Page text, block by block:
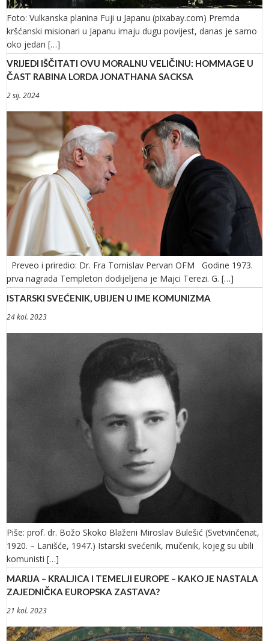
Foto: Vulkanska planina Fuji u Japanu (pixabay.com) Premda
kršćanski misionari u Japanu imaju dugu povijest, danas je samo
oko jedan […]
VRIJEDI IŠČITATI OVU MORALNU VELIČINU: HOMMAGE U
ČAST RABINA LORDA JONATHANA SACKSA
2 sij. 2024
Preveo i priredio: Dr. Fra Tomislav Pervan OFM Godine 1973.
prva nagrada Templeton dodijeljena je Majci Terezi. G. […]
ISTARSKI SVEĆENIK, UBIJEN U IME KOMUNIZMA
24 kol. 2023
Piše: prof. dr. Božo Skoko Blaženi Miroslav Bulešić (Svetvinčenat,
1920. – Lanišće, 1947.) Istarski svećenik, mučenik, kojeg su ubili
komunisti […]
MARIJA – KRALJICA I TEMELJI EUROPE – KAKO JE NASTALA
ZAJEDNIČKA EUROPSKA ZASTAVA?
21 kol. 2023